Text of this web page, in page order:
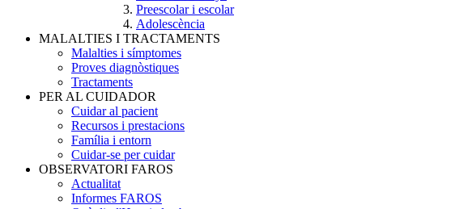
Preescolar i escolar
Adolescència
MALALTIES I TRACTAMENTS
Malalties i símptomes
Proves diagnòstiques
Tractaments
PER AL CUIDADOR
Cuidar al pacient
Recursos i prestacions
Família i entorn
Cuidar-se per cuidar
OBSERVATORI FAROS
Actualitat
Informes FAROS